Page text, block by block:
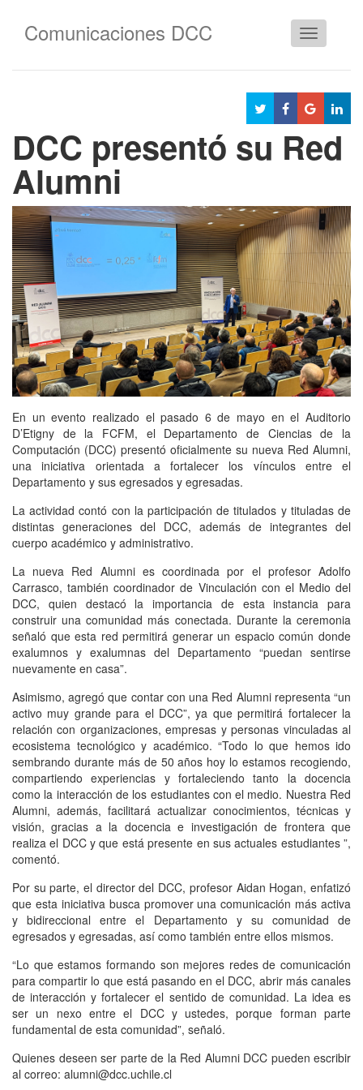
Cambiar
Comunicaciones DCC
DCC presentó su Red
Alumni
En un evento realizado el pasado 6 de mayo en el Auditorio
D’Etigny de la FCFM, el Departamento de Ciencias de la
Computación (DCC) presentó oficialmente su nueva Red Alumni,
una iniciativa orientada a fortalecer los vínculos entre el
Departamento y sus egresados y egresadas.
La actividad contó con la participación de titulados y tituladas de
distintas generaciones del DCC, además de integrantes del
cuerpo académico y administrativo.
La nueva Red Alumni es coordinada por el profesor Adolfo
Carrasco, también coordinador de Vinculación con el Medio del
DCC, quien destacó la importancia de esta instancia para
construir una comunidad más conectada. Durante la ceremonia
señaló que esta red permitirá generar un espacio común donde
exalumnos y exalumnas del Departamento “puedan sentirse
nuevamente en casa”.
Asimismo, agregó que contar con una Red Alumni representa “un
activo muy grande para el DCC”, ya que permitirá fortalecer la
relación con organizaciones, empresas y personas vinculadas al
ecosistema tecnológico y académico. “Todo lo que hemos ido
sembrando durante más de 50 años hoy lo estamos recogiendo,
compartiendo experiencias y fortaleciendo tanto la docencia
como la interacción de los estudiantes con el medio. Nuestra Red
Alumni, además, facilitará actualizar conocimientos, técnicas y
visión, gracias a la docencia e investigación de frontera que
realiza el DCC y que está presente en sus actuales estudiantes ”,
comentó.
Por su parte, el director del DCC, profesor Aidan Hogan, enfatizó
que esta iniciativa busca promover una comunicación más activa
y bidireccional entre el Departamento y su comunidad de
egresados y egresadas, así como también entre ellos mismos.
“Lo que estamos formando son mejores redes de comunicación
para compartir lo que está pasando en el DCC, abrir más canales
de interacción y fortalecer el sentido de comunidad. La idea es
ser un nexo entre el DCC y ustedes, porque forman parte
fundamental de esta comunidad”, señaló.
Quienes deseen ser parte de la Red Alumni DCC pueden escribir
al correo: alumni@dcc.uchile.cl